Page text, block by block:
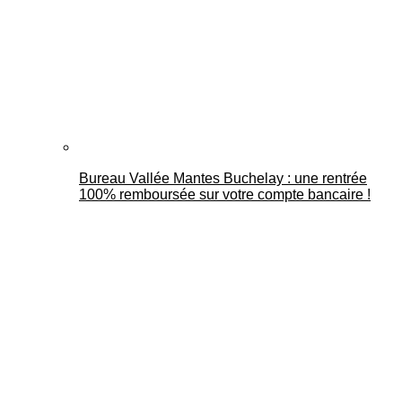
Bureau Vallée Mantes Buchelay : une rentrée
100% remboursée sur votre compte bancaire !